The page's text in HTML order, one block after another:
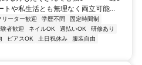
や私生活とも無理なく両立可能...
リーター歓迎 学歴不問
固定時間制
者歓迎 ネイルOK 週払いOK
研修あり
ピアスOK 土日祝休み
服装自由